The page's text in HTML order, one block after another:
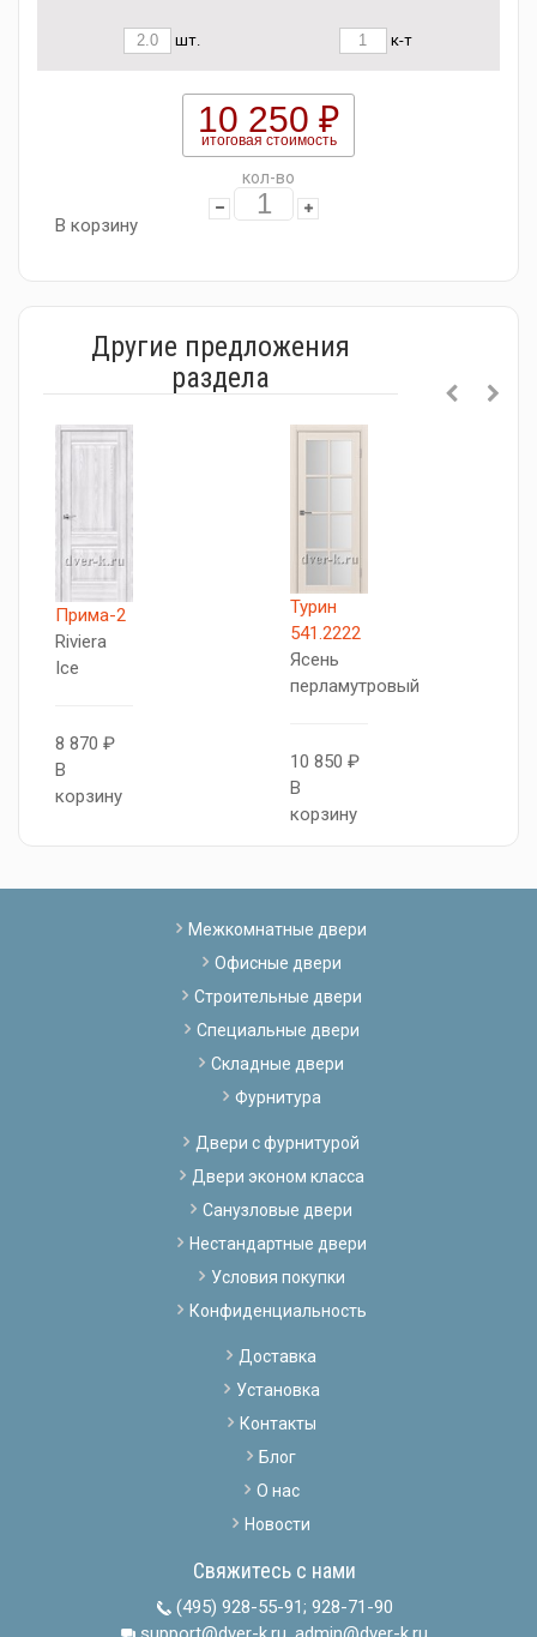
шт. к-т
10 250 ₽
итоговая стоимость
кол-во
В корзину
Другие предложения
раздела
Прима-2
Riviera
Ice
8 870 ₽
В
корзину
Турин
541.2222
Ясень
перламутровый
10 850 ₽
В
корзину
Межкомнатные двери
Офисные двери
Строительные двери
Специальные двери
Складные двери
Фурнитура
Двери с фурнитурой
Двери эконом класса
Санузловые двери
Нестандартные двери
Условия покупки
Конфиденциальность
Доставка
Установка
Контакты
Блог
О нас
Новости
Свяжитесь с нами
(495) 928-55-91; 928-71-90